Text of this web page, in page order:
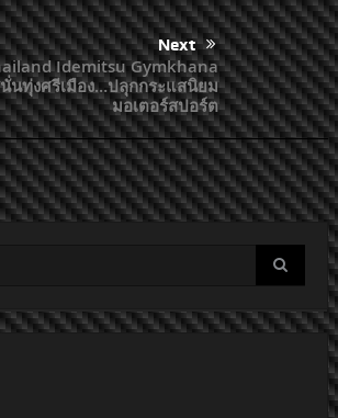
Next
Idemitsu Gymkhana
นทุ่งศรีเมือง…ปลุกกระแสนิยม
มอเตอร์สปอร์ต